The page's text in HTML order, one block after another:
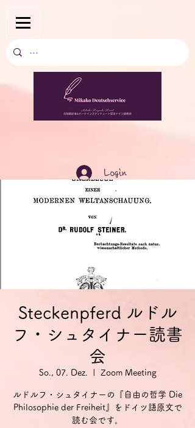
Login
Steckenpferd ルドル
フ・シュタイナー読書
会
So., 07. Dez. Zoom Meeting
ルドルフ・シュタイナーの『自由の哲学 Die
Philosophie der Freiheit』をドイツ語原文で
読む会です。